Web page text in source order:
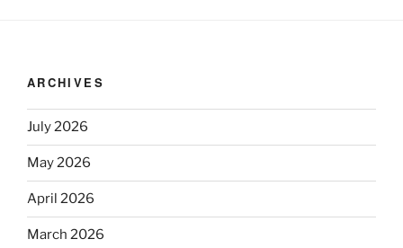
ARCHIVES
July 2026
May 2026
April 2026
March 2026